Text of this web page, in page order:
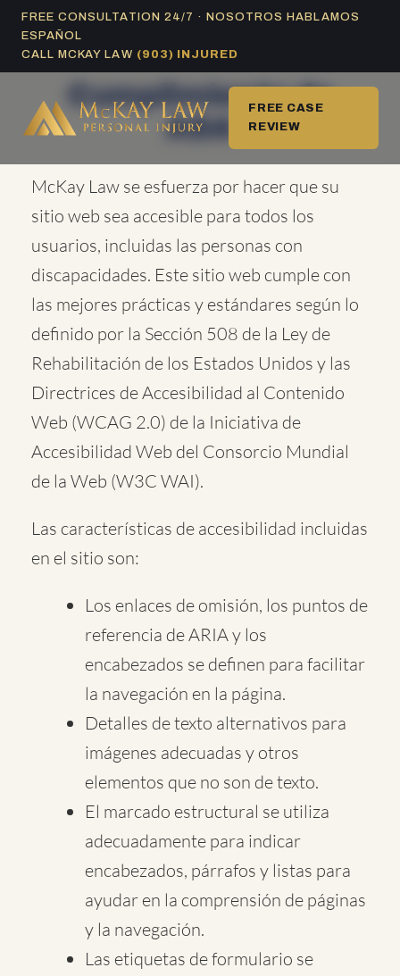
contenido
FREE CONSULTATION 24/7 · NOSOTROS HABLAMOS
ESPAÑOL
CALL MCKAY LAW (903) INJURED
FREE CASE
REVIEW
Accesibilidad -
Cumplimiento de
ADA
McKay Law se esfuerza por hacer que su
sitio web sea accesible para todos los
usuarios, incluidas las personas con
discapacidades. Este sitio web cumple con
las mejores prácticas y estándares según lo
definido por la Sección 508 de la Ley de
Rehabilitación de los Estados Unidos y las
Directrices de Accesibilidad al Contenido
Web (WCAG 2.0) de la Iniciativa de
Accesibilidad Web del Consorcio Mundial
de la Web (W3C WAI).
Las características de accesibilidad incluidas
en el sitio son:
Los enlaces de omisión, los puntos de
referencia de ARIA y los
encabezados se definen para facilitar
la navegación en la página.
Detalles de texto alternativos para
imágenes adecuadas y otros
elementos que no son de texto.
El marcado estructural se utiliza
adecuadamente para indicar
encabezados, párrafos y listas para
ayudar en la comprensión de páginas
y la navegación.
Las etiquetas de formulario se